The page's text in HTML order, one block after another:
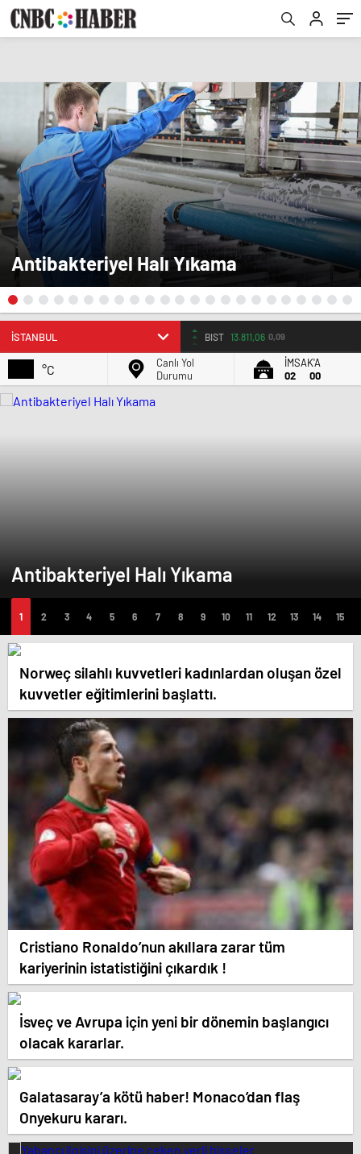
Antibakteriyel Halı Yıkama
BIST 13.811,06 0,09
°C
Canlı Yol
Durumu
İMSAK'A
02
00
Antibakteriyel Halı Yıkama
Norweç silahlı kuvvetleri kadınlardan oluşan özel
kuvvetler eğitimlerini başlattı.
Cristiano Ronaldo’nun akıllara zarar tüm
kariyerinin istatistiğini çıkardık !
İsveç ve Avrupa için yeni bir dönemin başlangıcı
olacak kararlar.
Galatasaray’a kötü haber! Monaco’dan flaş
Onyekuru kararı.